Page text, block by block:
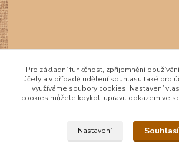
Zboží zařazeno v kategoriích
Káva
Pro základní funkčnost, zpříjemnění
účely a v případě udělení souhlasu také pro
využíváme soubory cookies. Nastavení
cookies můžete kdykoli upravit odkazem ve
Nastavení